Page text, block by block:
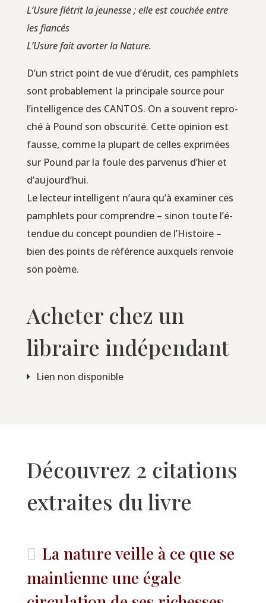
L’U­sure flé­trit la jeu­nesse ; elle est cou­chée entre
les fian­cés
L’U­sure fait avor­ter la Nature.
D’un strict point de vue d’é­ru­dit, ces pam­phlets
sont pro­ba­ble­ment la prin­ci­pale source pour
l’in­tel­li­gence des CANTOS. On a sou­vent repro­
ché à Pound son obs­cu­ri­té. Cette opi­nion est
fausse, comme la plu­part de celles expri­mées
sur Pound par la foule des par­ve­nus d’hier et
d’aujourd’hui.
Le lec­teur intel­li­gent n’au­ra qu’à exa­mi­ner ces
pam­phlets pour com­prendre – sinon toute l’é­
ten­due du concept poun­dien de l’His­toire –
bien des points de réfé­rence aux­quels ren­voie
son poème.
Acheter chez un
libraire indépendant
Lien non disponible
Découvrez 2 citations
extraites du livre
La nature veille à ce que se
maintienne une égale